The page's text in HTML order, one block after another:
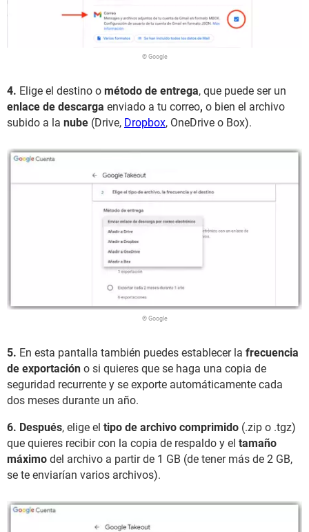
© Google
4. Elige el destino o método de entrega, que puede ser un
enlace de descarga enviado a tu correo, o bien el archivo
subido a la nube (Drive, Dropbox, OneDrive o Box).
© Google
5. En esta pantalla también puedes establecer la frecuencia
de exportación o si quieres que se haga una copia de
seguridad recurrente y se exporte automáticamente cada
dos meses durante un año.
6. Después, elige el tipo de archivo comprimido (.zip o .tgz)
que quieres recibir con la copia de respaldo y el tamaño
máximo del archivo a partir de 1 GB (de tener más de 2 GB,
se te enviarían varios archivos).